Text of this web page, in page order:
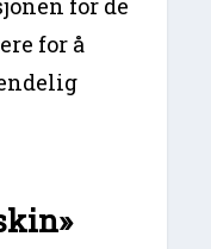
for de
for å